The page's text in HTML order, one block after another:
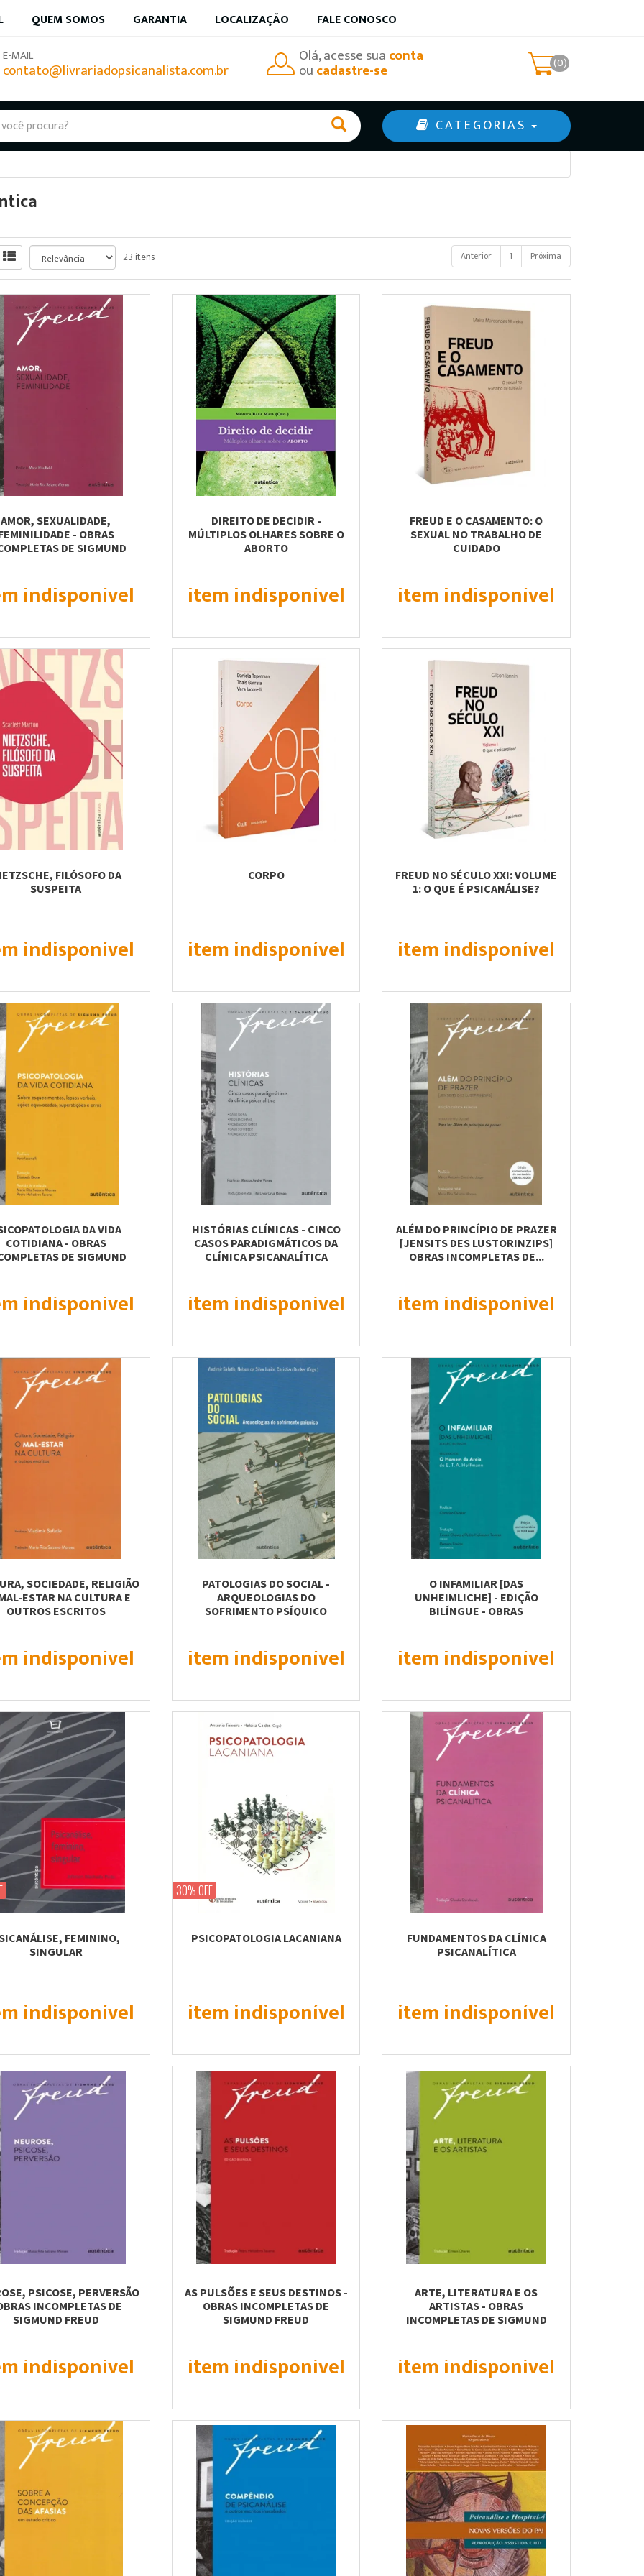
QUEM SOMOS GARANTIA LOCALIZAÇÃO FALE CONOSCO
E-MAIL
contato@livrariadopsicanalista.com.br
Olá, acesse suaconta
oucadastre-se (0)
CATEGORIAS
23 itens Anterior 1 Próxima
AMOR, SEXUALIDADE,
- OBRAS
DE SIGMUND
indisponível
DIREITO DE DECIDIR -
MÚLTIPLOS OLHARES SOBRE O
ABORTO
item indisponível
FREUD E O CASAMENTO: O
SEXUAL NO TRABALHO DE
CUIDADO
item indisponível
FILÓSOFO DA
SUSPEITA
indisponível
CORPO
item indisponível
FREUD NO SÉCULO XXI: VOLUME
1: O QUE É PSICANÁLISE?
item indisponível
DA VIDA
COTIDIANA - OBRAS
DE SIGMUND
indisponível
HISTÓRIAS CLÍNICAS - CINCO
CASOS PARADIGMÁTICOS DA
CLÍNICA PSICANALÍTICA
item indisponível
ALÉM DO PRINCÍPIO DE PRAZER
[JENSITS DES LUSTORINZIPS]
OBRAS INCOMPLETAS DE...
item indisponível
SOCIEDADE, RELIGIÃO
ESTAR NA CULTURA E
OUTROS ESCRITOS
indisponível
PATOLOGIAS DO SOCIAL -
ARQUEOLOGIAS DO
SOFRIMENTO PSÍQUICO
item indisponível
O INFAMILIAR [DAS
UNHEIMLICHE] - EDIÇÃO
BILÍNGUE - OBRAS
item indisponível
FEMININO,
SINGULAR
indisponível
30% OFF
PSICOPATOLOGIA LACANIANA
item indisponível
FUNDAMENTOS DA CLÍNICA
PSICANALÍTICA
item indisponível
PSICOSE, PERVERSÃO
INCOMPLETAS DE
SIGMUND FREUD
indisponível
AS PULSÕES E SEUS DESTINOS -
OBRAS INCOMPLETAS DE
SIGMUND FREUD
item indisponível
ARTE, LITERATURA E OS
ARTISTAS - OBRAS
INCOMPLETAS DE SIGMUND
item indisponível